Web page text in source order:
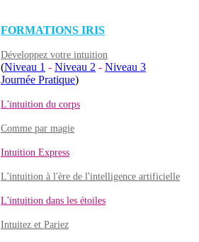
FORMATIONS IRIS
Développez votre intuition
(Niveau 1 - Niveau 2 - Niveau 3
Journée Pratique)
L'intuition du corps
Comme par magie
Intuition Express
L'intuition à l'ère de l'intelligence artificielle
L'intuition dans les étoiles
Intuitez et Pariez